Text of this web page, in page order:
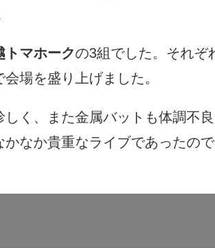
トマホークの3組でした。それぞ
場を盛り上げました。
く、また金属バットも体調不
なか貴重なライブであったの